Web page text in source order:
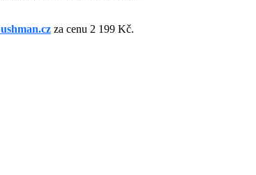
za cenu 2 199 Kč.